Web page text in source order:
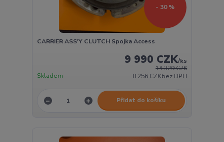
- 30 %
CARRIER ASS'Y CLUTCH Spojka Access
14 329 CZK
9 990 CZK/ks
8 256 CZKbez DPH
Skladem
Přidat do košíku